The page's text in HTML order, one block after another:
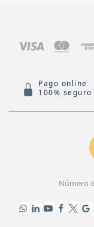
Pago online
100% seguro
Número